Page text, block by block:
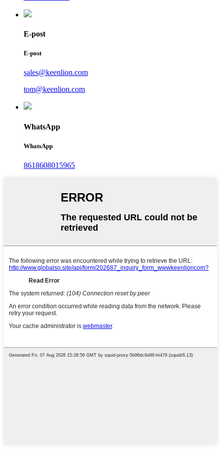
E-post
E-post
sales@keenlion.com
tom@keenlion.com
WhatsApp
WhatsApp
8618608015965